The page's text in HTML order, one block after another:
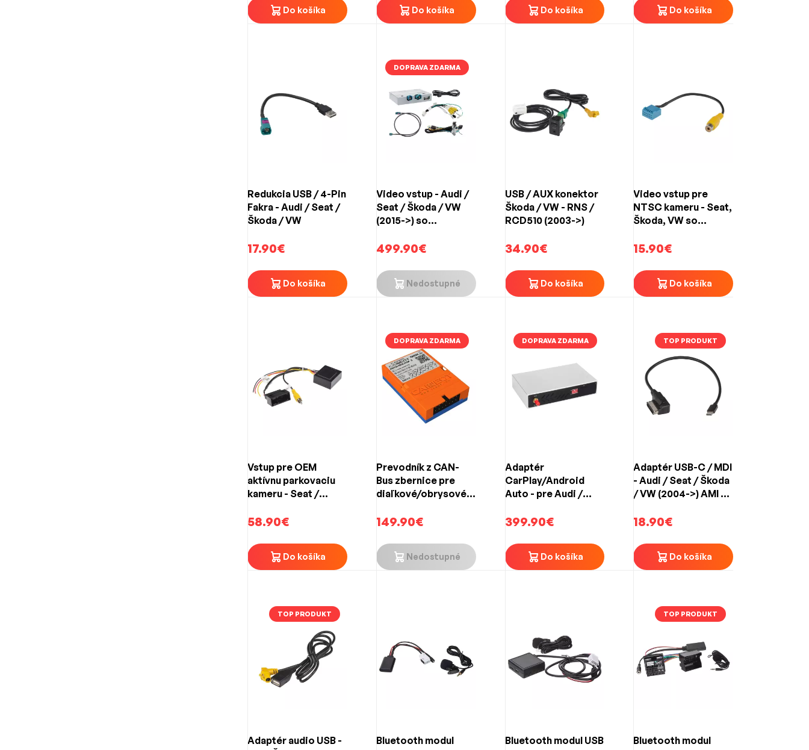
Do košíka Do košíka Do košíka Do košíka
Redukcia USB / 4-Pin
Fakra - Audi / Seat /
Škoda / VW
17.90€
Do košíka
DOPRAVA ZDARMA
Video vstup - Audi /
Seat / Škoda / VW
(2015->) so
10/12/13"
499.90€
Nedostupné
USB / AUX konektor
Škoda / VW - RNS /
RCD510 (2003->)
34.90€
Do košíka
Video vstup pre
NTSC kameru - Seat,
Škoda, VW so
15.90€
Do košíka
Vstup pre OEM
aktívnu parkovaciu
kameru - Seat /
do VW
58.90€
Do košíka
DOPRAVA ZDARMA
Prevodník z CAN-
Bus zbernice pre
diaľkové/obrysové
149.90€
Nedostupné
DOPRAVA ZDARMA
Adaptér
CarPlay/Android
Auto - pre Audi /
systémom MIB2
399.90€
Do košíka
TOP PRODUKT
Adaptér USB-C / MDI
- Audi / Seat / Škoda
/ VW (2004->) AMI /
18.90€
Do košíka
TOP PRODUKT
Adaptér audio USB -
Bluetooth modul
Bluetooth modul USB
TOP PRODUKT
Bluetooth modul